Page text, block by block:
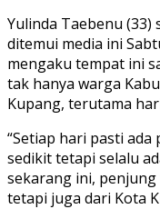
Yulinda Taebenu (33)
ditemui media ini
mengaku tempat ini
tak hanya warga
Kupang, terutama
“Setiap hari pasti
sedikit tetapi selalu
sekarang ini,
tetapi juga dari Kota